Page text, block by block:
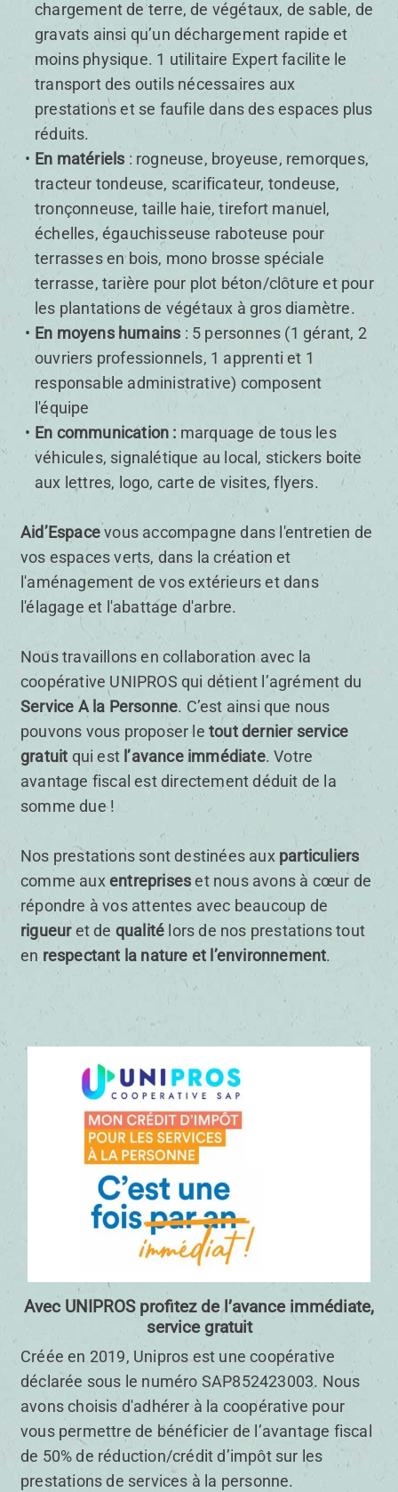
chargement de terre, de végétaux, de sable, de
gravats ainsi qu’un déchargement rapide et
moins physique. 1 utilitaire Expert facilite le
transport des outils nécessaires aux
prestations et se faufile dans des espaces plus
réduits.
En matériels : rogneuse, broyeuse, remorques,
tracteur tondeuse, scarificateur, tondeuse,
tronçonneuse, taille haie, tirefort manuel,
échelles, égauchisseuse raboteuse pour
terrasses en bois, mono brosse spéciale
terrasse, tarière pour plot béton/clôture et pour
les plantations de végétaux à gros diamètre.
En moyens humains : 5 personnes (1 gérant, 2
ouvriers professionnels, 1 apprenti et 1
responsable administrative) composent
l'équipe
En communication : marquage de tous les
véhicules, signalétique au local, stickers boite
aux lettres, logo, carte de visites, flyers.
Aid’Espace vous accompagne dans l'entretien de
vos espaces verts, dans la création et
l'aménagement de vos extérieurs et dans
l'élagage et l'abattage d'arbre.
Nous travaillons en collaboration avec la
coopérative UNIPROS qui détient l’agrément du
Service A la Personne. C’est ainsi que nous
pouvons vous proposer le tout dernier service
gratuit qui est l’avance immédiate. Votre
avantage fiscal est directement déduit de la
somme due !
Nos prestations sont destinées aux particuliers
comme aux entreprises et nous avons à cœur de
répondre à vos attentes avec beaucoup de
rigueur et de qualité lors de nos prestations tout
en respectant la nature et l’environnement.
Avec UNIPROS profitez de l’avance immédiate,
service gratuit
Créée en 2019, Unipros est une coopérative
déclarée sous le numéro SAP852423003. Nous
avons choisis d'adhérer à la coopérative pour
vous permettre de bénéficier de l’avantage fiscal
de 50% de réduction/crédit d’impôt sur les
prestations de services à la personne.